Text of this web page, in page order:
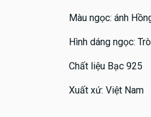
Màu ngọc: ánh
Hình dáng ngọc:
Chất liệu Bạc 925
Xuất xứ: Việt Nam